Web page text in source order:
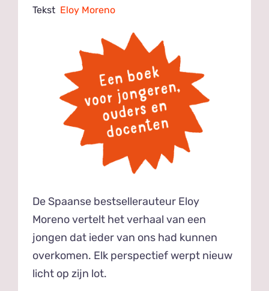
Tekst Eloy Moreno
De Spaanse bestsellerauteur Eloy
Moreno vertelt het verhaal van een
jongen dat ieder van ons had kunnen
overkomen. Elk perspectief werpt nieuw
licht op zijn lot.